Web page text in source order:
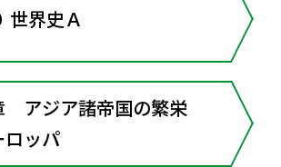
世界史Ａ
アジア諸帝国の繁栄
ロッパ